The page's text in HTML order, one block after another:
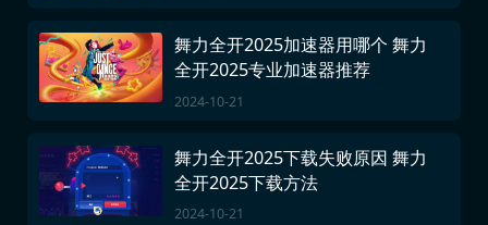
舞力全开2025加速器用哪个 舞力
全开2025专业加速器推荐
2024-10-21
舞力全开2025下载失败原因 舞力
全开2025下载方法
2024-10-21